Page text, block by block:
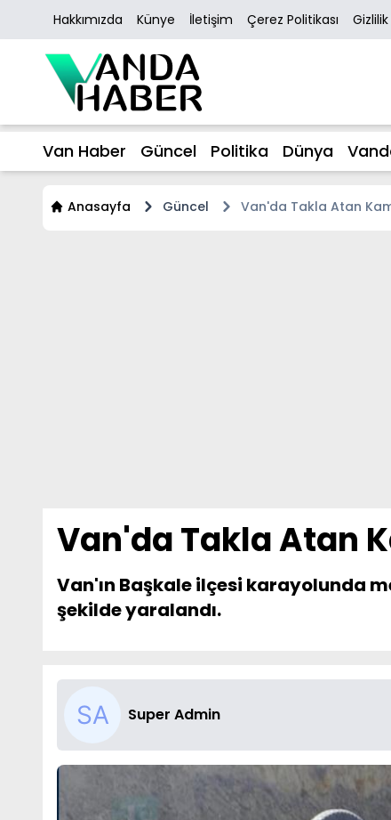
Hakkımızda Künye İletişim Çerez Politikası
Van Haber Güncel Politika Dünya
Anasayfa Güncel Van'da Takla Atan
Van'da Takla Atan
Van'ın Başkale ilçesi karayolunda
şekilde yaralandı.
Super Admin